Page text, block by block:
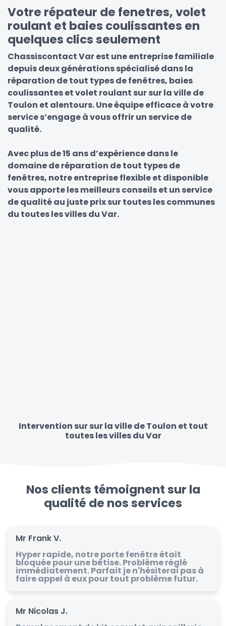
Votre répateur de fenetres, volet
roulant et baies coulissantes en
quelques clics seulement
Chassiscontact Var est une entreprise familiale
depuis deux générations spécialisé dans la
réparation de tout types de fenêtres, baies
coulissantes et volet roulant sur sur la ville de
Toulon et alentours. Une équipe efficace à votre
service s’engage à vous offrir un service de
qualité.
Avec plus de 15 ans d’expérience dans le
domaine de réparation de tout types de
fenêtres, notre entreprise flexible et disponible
vous apporte les meilleurs conseils et un service
de qualité au juste prix sur toutes les communes
du toutes les villes du Var.
Intervention sur sur la ville de Toulon et tout
toutes les villes du Var
Nos clients témoignent sur la
qualité de nos services
Mr Frank V.
Hyper rapide, notre porte fenêtre était
bloquée pour une bêtise. Problème réglé
immédiatement. Parfait je n'hésiterai pas à
faire appel à eux pour tout problème futur.
Mr Nicolas J.